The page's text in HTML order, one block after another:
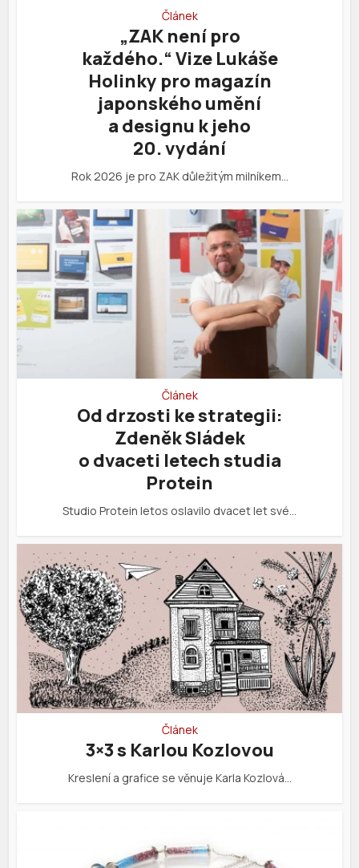
Článek
„ZAK není pro
každého.“ Vize Lukáše
Holinky pro magazín
japonského umění
a designu k jeho
20. vydání
Rok 2026 je pro ZAK důležitým milníkem…
Článek
Od drzosti ke strategii:
Zdeněk Sládek
o dvaceti letech studia
Protein
Studio Protein letos oslavilo dvacet let své…
Článek
3×3 s Karlou Kozlovou
Kreslení a grafice se věnuje Karla Kozlová…